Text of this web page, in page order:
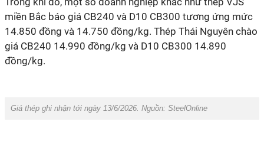
miền Bắc báo giá CB240 và D10 CB300 tương ứng mức
14.850 đồng và 14.750 đồng/kg. Thép Thái Nguyên chào
giá CB240 14.990 đồng/kg và D10 CB300 14.890
đồng/kg.
Giá thép ghi nhận tới ngày 13/6/2026. Nguồn: SteelOnline